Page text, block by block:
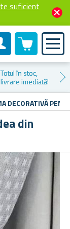
suficient
0 produselor
Totul în stoc,
livrare imediată!
DECORATIVĂ
din